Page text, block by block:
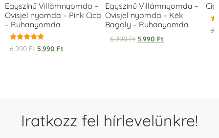
Egyszínű Villámnyomda –
Ovisjel nyomda – Pink Cica
– Ruhanyomda
Értékelés:
5.00
6.990Ft 5.990 Ft
Egyszínű Villámnyomda –
Ovisjel nyomda – Kék
Bagoly – Ruhanyomda
6.990Ft 5.990 Ft
Iratkozz fel hírlevelünkre!